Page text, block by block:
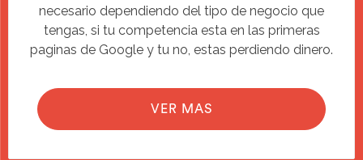
necesario dependiendo del tipo de negocio que
tengas, si tu competencia esta en las primeras
paginas de Google y tu no, estas perdiendo dinero.
VER MAS